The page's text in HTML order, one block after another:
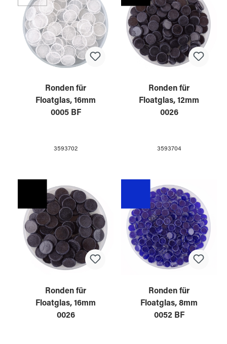
Ronden für
Floatglas, 16mm
0005 BF
3593702
Ronden für
Floatglas, 12mm
0026
3593704
Ronden für
Floatglas, 16mm
0026
Ronden für
Floatglas, 8mm
0052 BF